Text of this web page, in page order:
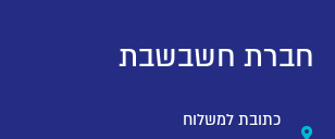
חברת חשבשבת
כתובת למשלוח